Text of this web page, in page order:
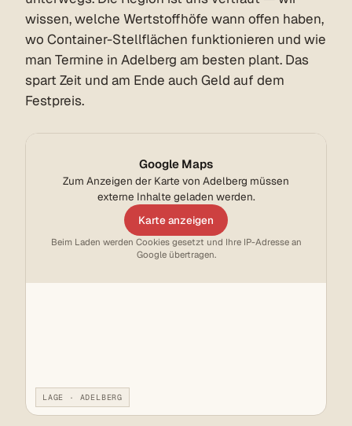
wissen, welche Wertstoffhöfe wann offen haben,
wo Container-Stellflächen funktionieren und wie
man Termine in Adelberg am besten plant. Das
spart Zeit und am Ende auch Geld auf dem
Festpreis.
Google Maps
Zum Anzeigen der Karte von Adelberg müssen
externe Inhalte geladen werden.
Karte anzeigen
Beim Laden werden Cookies gesetzt und Ihre IP-Adresse an
Google übertragen.
LAGE · ADELBERG